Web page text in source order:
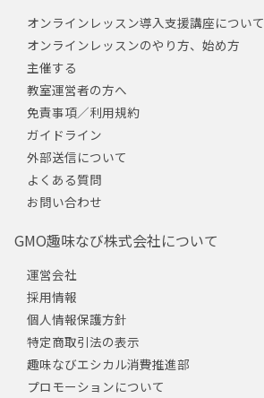
オンラインレッスン導入支援講座について
オンラインレッスンのやり方、始め方
主催する
教室運営者の方へ
免責事項／利用規約
ガイドライン
外部送信について
よくある質問
お問い合わせ
GMO趣味なび株式会社について
運営会社
採用情報
個人情報保護方針
特定商取引法の表示
趣味なびエシカル消費推進部
プロモーションについて